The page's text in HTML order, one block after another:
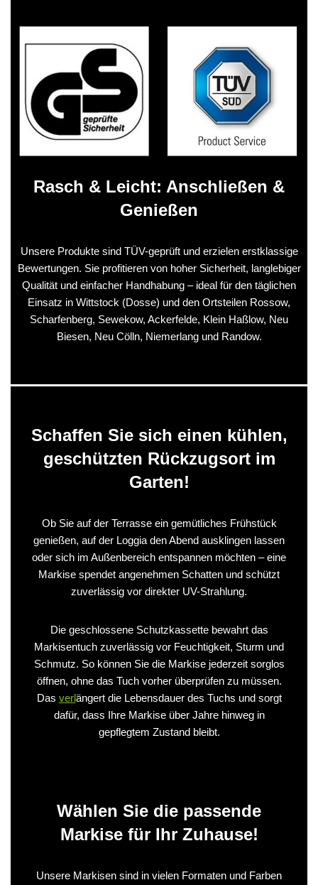
Rasch & Leicht: Anschließen &
Genießen
Unsere Produkte sind TÜV-geprüft und erzielen erstklassige
Bewertungen. Sie profitieren von hoher Sicherheit, langlebiger
Qualität und einfacher Handhabung – ideal für den täglichen
Einsatz in Wittstock (Dosse) und den Ortsteilen Rossow,
Scharfenberg, Sewekow, Ackerfelde, Klein Haßlow, Neu
Biesen, Neu Cölln, Niemerlang und Randow.
Schaffen Sie sich einen kühlen,
geschützten Rückzugsort im
Garten!
Ob Sie auf der Terrasse ein gemütliches Frühstück
genießen, auf der Loggia den Abend ausklingen lassen
oder sich im Außenbereich entspannen möchten – eine
Markise spendet angenehmen Schatten und schützt
zuverlässig vor direkter UV-Strahlung.
Die geschlossene Schutzkassette bewahrt das
Markisentuch zuverlässig vor Feuchtigkeit, Sturm und
Schmutz. So können Sie die Markise jederzeit sorglos
öffnen, ohne das Tuch vorher überprüfen zu müssen.
Das verlängert die Lebensdauer des Tuchs und sorgt
dafür, dass Ihre Markise über Jahre hinweg in
gepflegtem Zustand bleibt.
Wählen Sie die passende
Markise für Ihr Zuhause!
Unsere Markisen sind in vielen Formaten und Farben